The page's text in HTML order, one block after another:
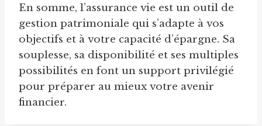
En somme, l’assurance vie est un outil de
gestion patrimoniale qui s’adapte à vos
objectifs et à votre capacité d’épargne. Sa
souplesse, sa disponibilité et ses multiples
possibilités en font un support privilégié
pour préparer au mieux votre avenir
financier.